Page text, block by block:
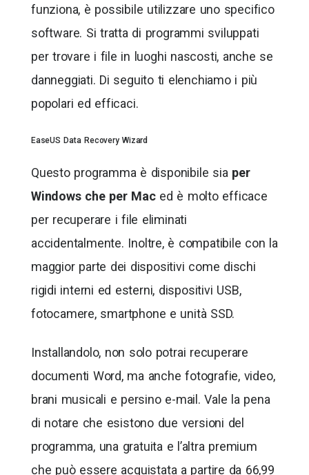
funziona, è possibile utilizzare uno specifico
software. Si tratta di programmi sviluppati
per trovare i file in luoghi nascosti, anche se
danneggiati. Di seguito ti elenchiamo i più
popolari ed efficaci.
EaseUS Data Recovery Wizard
Questo programma è disponibile sia per
Windows che per Maced è molto efficace
per recuperare i file eliminati
accidentalmente. Inoltre, è compatibile con la
maggior parte dei dispositivi come dischi
rigidi interni ed esterni, dispositivi USB,
fotocamere, smartphone e unità SSD.
Installandolo, non solo potrai recuperare
documenti Word, ma anche fotografie, video,
brani musicali e persino e-mail. Vale la pena
di notare che esistono due versioni del
programma, una gratuita e l’altra premium
che può essere acquistata a partire da 66,99